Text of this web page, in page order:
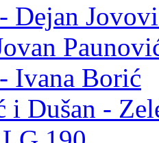
Dejan
Ivana Borić
i Dušan -